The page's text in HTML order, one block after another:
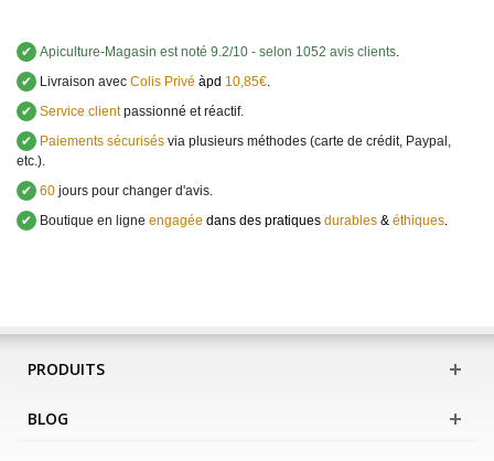
✔ Apiculture-Magasin est noté 9.2/10 - selon 1052 avis clients
✔
Livraison avec Colis Privé àpd 10,85€
✔ Service clientpassionné et réactif.
✔
Paiements sécurisés via plusieurs méthodes (carte de crédit, Paypal,
etc.).
✔ 60 jours pour changer d'avis.
✔
Boutique en ligne engagée dans des pratiques durables & éthiques
PRODUITS
BLOG